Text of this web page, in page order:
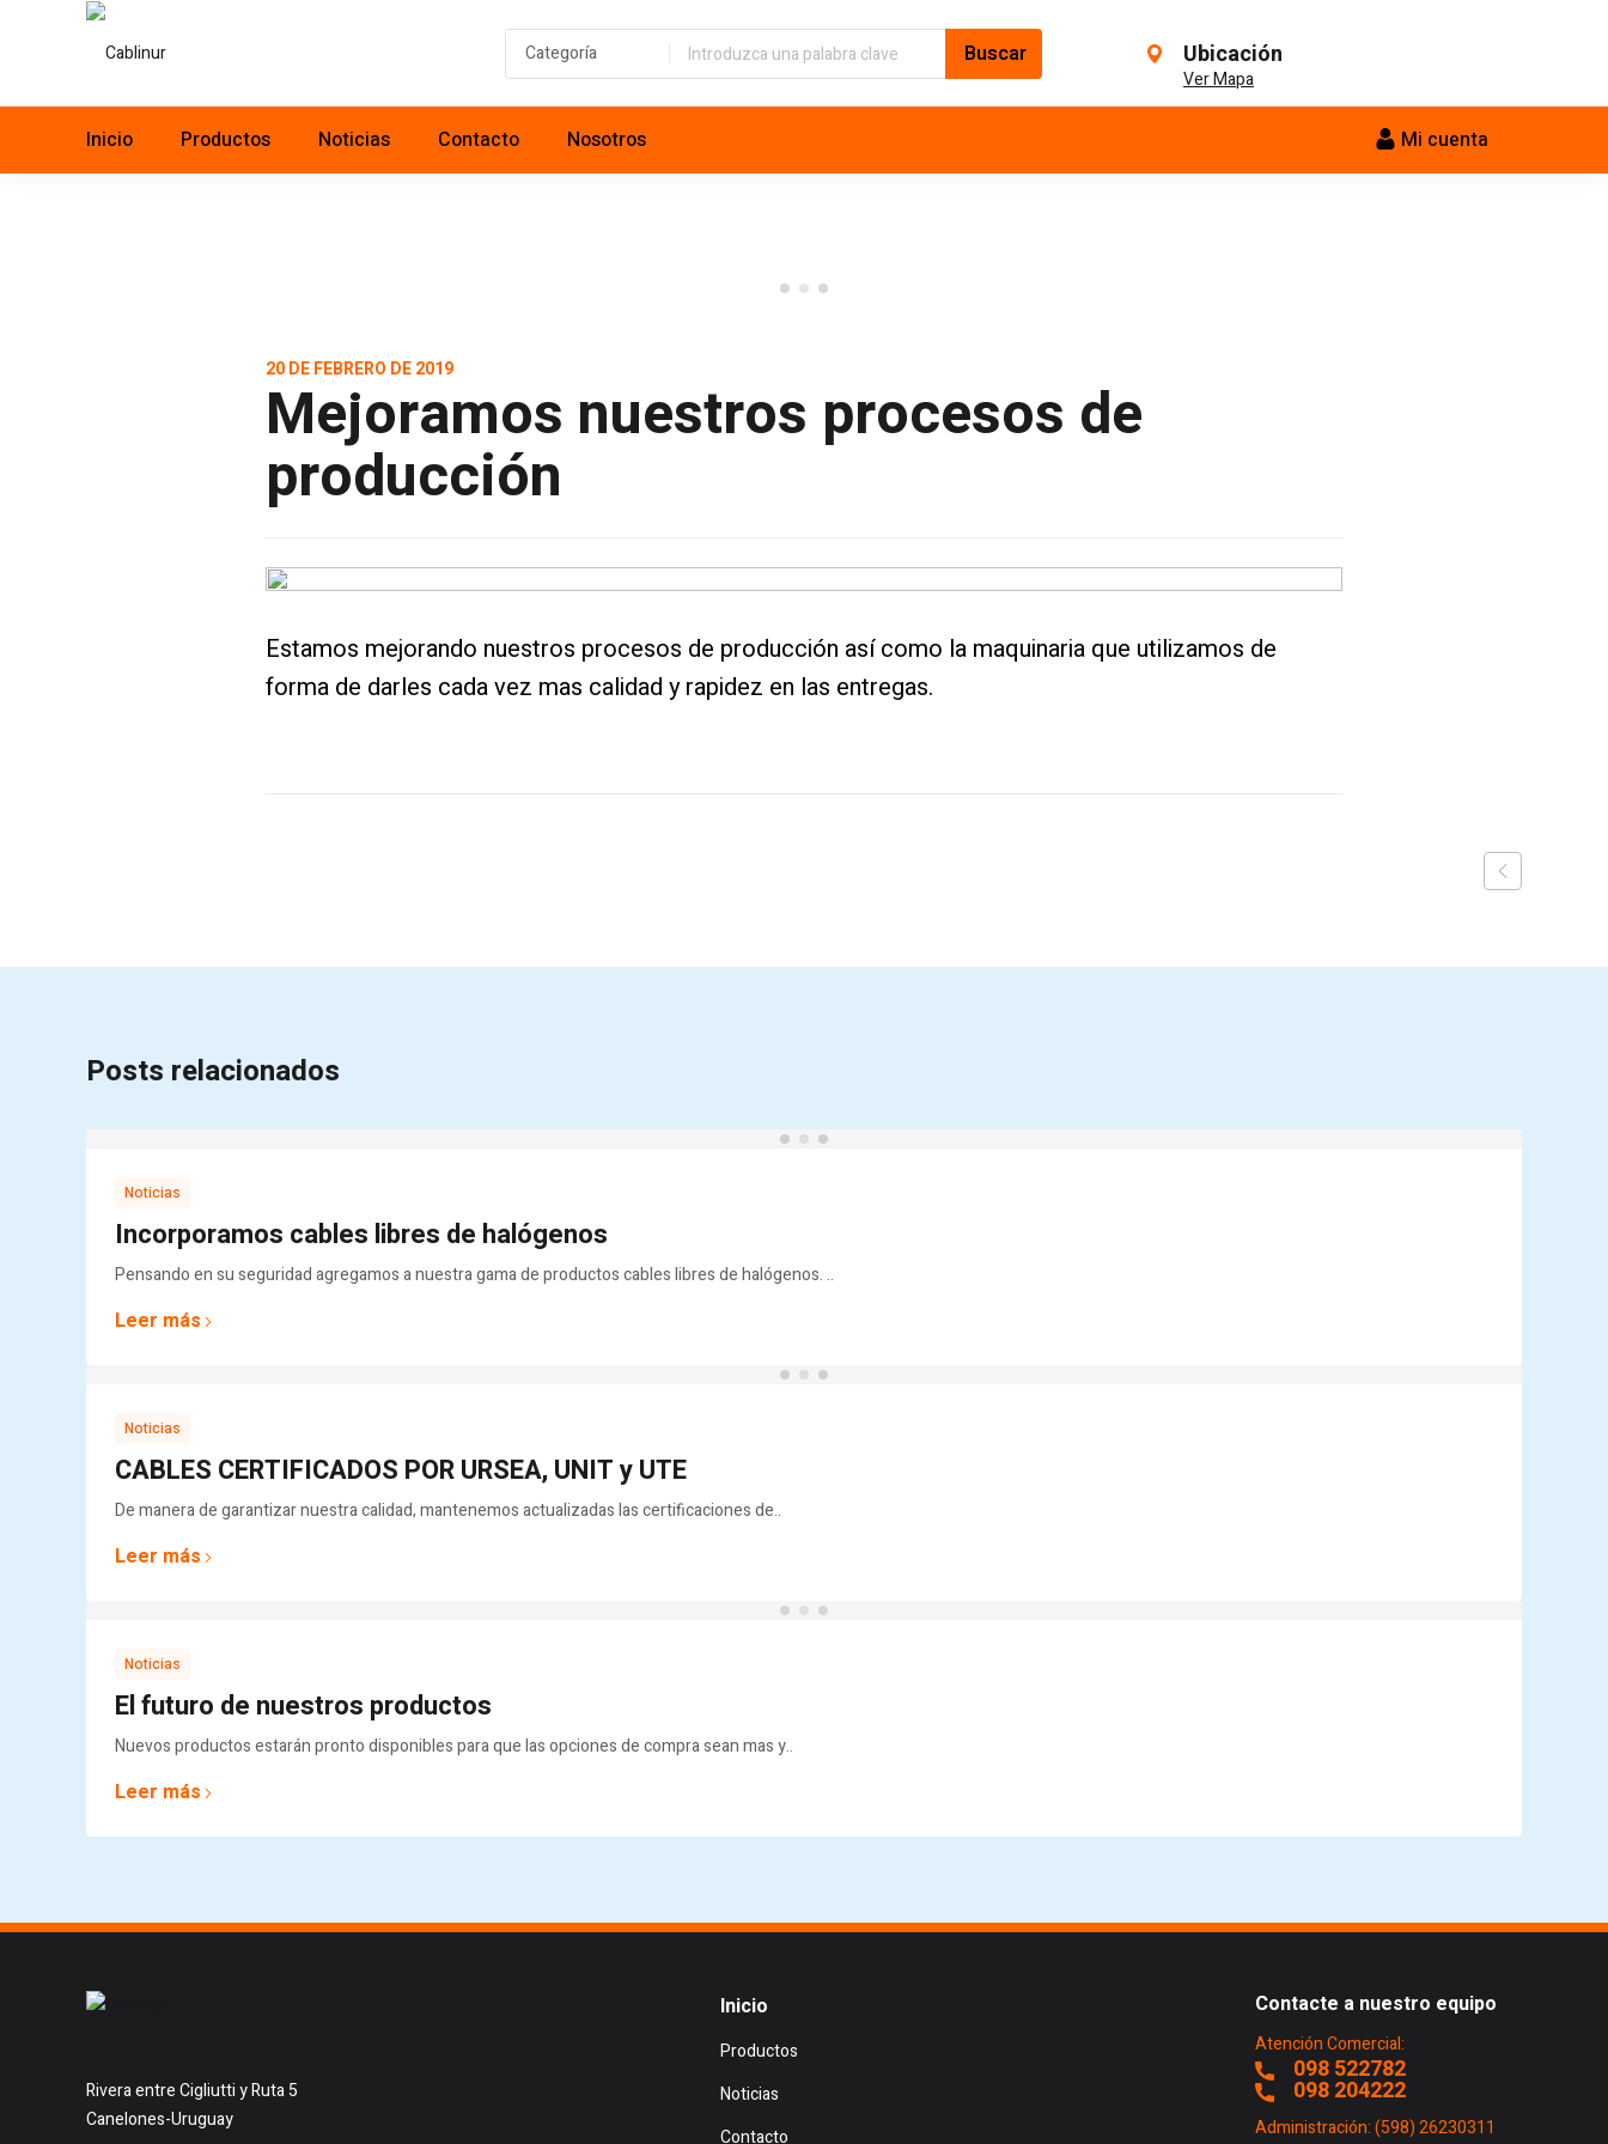
Ubicación
Ver Mapa
Mi cuenta
Inicio Productos Noticias Contacto Nosotros
20 DE FEBRERO DE 2019
Mejoramos nuestros procesos de
producción
Estamos mejorando nuestros procesos de producción así como la maquinaria que utilizamos de
forma de darles cada vez mas calidad y rapidez en las entregas.
Posts relacionados
Noticias
Incorporamos cables libres de halógenos
Pensando en su seguridad agregamos a nuestra gama de productos cables libres de halógenos. ..
Leer más
Noticias
CABLES CERTIFICADOS POR URSEA, UNIT y UTE
De manera de garantizar nuestra calidad, mantenemos actualizadas las certificaciones de..
Leer más
Noticias
El futuro de nuestros productos
Nuevos productos estarán pronto disponibles para que las opciones de compra sean mas y..
Leer más
Rivera entre Cigliutti y Ruta 5
Canelones-Uruguay
Inicio
Productos
Noticias
Contacto
Contacte a nuestro equipo
Atención Comercial:
098 522782
098 204222
Administración: (598) 26230311